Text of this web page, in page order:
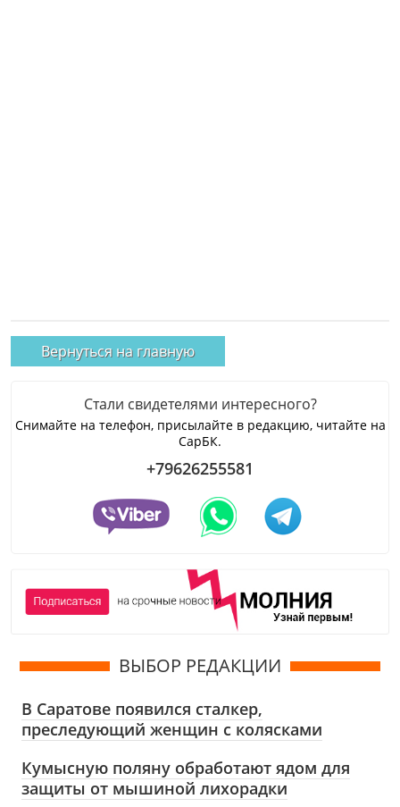
Вернуться на главную
Стали свидетелями интересного?
Снимайте на телефон, присылайте в редакцию, читайте на
СарБК.
+79626255581
ВЫБОР РЕДАКЦИИ
В Саратове появился сталкер,
преследующий женщин с колясками
Кумысную поляну обработают ядом для
защиты от мышиной лихорадки